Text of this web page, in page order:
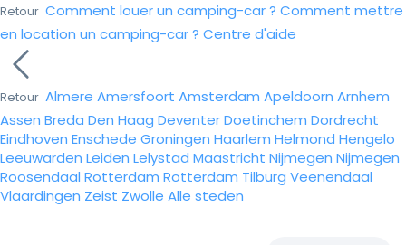
Retour Comment louer un camping-car ? Comment mettre
en location un camping-car ? Centre d'aide
Retour Almere Amersfoort Amsterdam Apeldoorn Arnhem
Assen Breda Den Haag DeventerDoetinchem Dordrecht
Eindhoven Enschede Groningen Haarlem Helmond Hengelo
Leeuwarden Leiden Lelystad Maastricht Nijmegen Nijmegen
Roosendaal Rotterdam Rotterdam Tilburg Veenendaal
Vlaardingen Zeist Zwolle Alle steden